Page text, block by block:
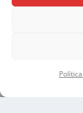
POLÍTICA